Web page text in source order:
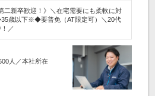
二新卒歓迎！》＼在宅需要にも柔軟に対
歳以下※◆要普免（AT限定可）＼20代
／
人／本社所在